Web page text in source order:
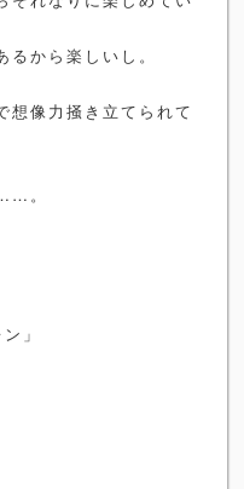
から楽しいし。
想像力掻き立てられて
。
」